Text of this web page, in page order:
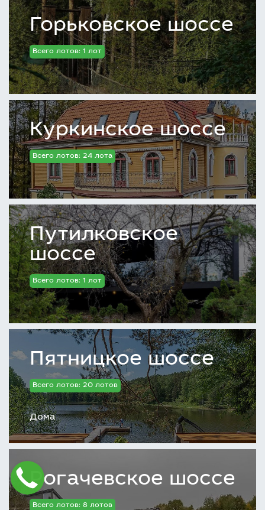
Горьковское шоссе
Всего лотов: 1 лот
Куркинское шоссе
Всего лотов: 24 лота
Путилковское
шоссе
Всего лотов: 1 лот
Пятницкое шоссе
Всего лотов: 20 лотов
Дома
Рогачевское шоссе
Всего лотов: 8 лотов